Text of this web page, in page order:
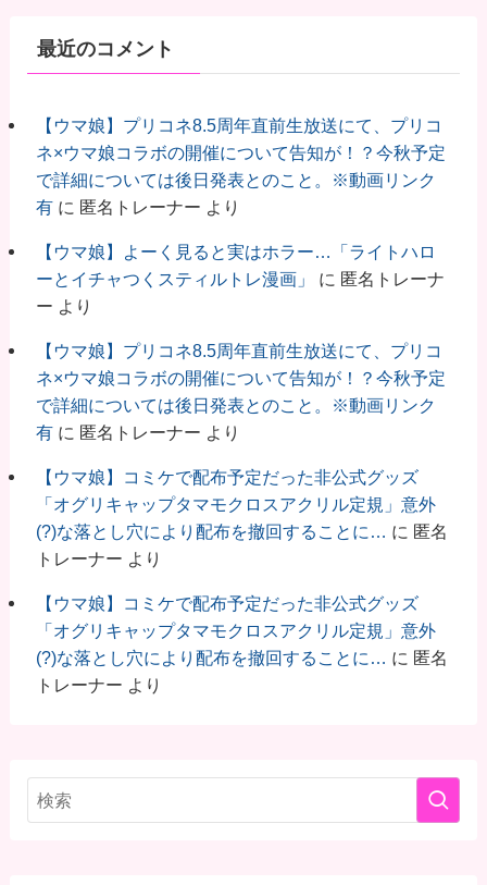
最近のコメント
【ウマ娘】プリコネ8.5周年直前生放送にて、プリコ
ネ×ウマ娘コラボの開催について告知が！？今秋予定
で詳細については後日発表とのこと。※動画リンク
有に 匿名トレーナー より
【ウマ娘】よーく見ると実はホラー…「ライトハロ
ーとイチャつくスティルトレ漫画」
に 匿名トレーナ
ー より
【ウマ娘】プリコネ8.5周年直前生放送にて、プリコ
ネ×ウマ娘コラボの開催について告知が！？今秋予定
で詳細については後日発表とのこと。※動画リンク
有に 匿名トレーナー より
【ウマ娘】コミケで配布予定だった非公式グッズ
「オグリキャップタマモクロスアクリル定規」意外
(?)な落とし穴により配布を撤回することに…
に 匿名
トレーナー より
【ウマ娘】コミケで配布予定だった非公式グッズ
「オグリキャップタマモクロスアクリル定規」意外
(?)な落とし穴により配布を撤回することに…
に 匿名
トレーナー より